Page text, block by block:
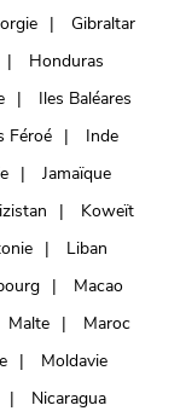
Gibraltar
Honduras
Iles Baléares
Féroé
Inde
Jamaïque
Koweït
Liban
Macao
Malte
Maroc
Moldavie
Nicaragua